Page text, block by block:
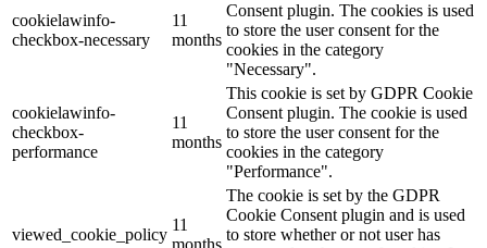
cookielawinfo-
checkbox-necessary
11
months
Consent plugin. The cookies is used
to store the user consent for the
cookies in the category
"Necessary".
cookielawinfo-
checkbox-
performance
11
months
This cookie is set by GDPR Cookie
Consent plugin. The cookie is used
to store the user consent for the
cookies in the category
"Performance".
viewed_cookie_policy
11
The cookie is set by the GDPR
Cookie Consent plugin and is used
to store whether or not user has